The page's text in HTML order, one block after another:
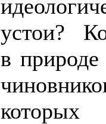
устои?
в